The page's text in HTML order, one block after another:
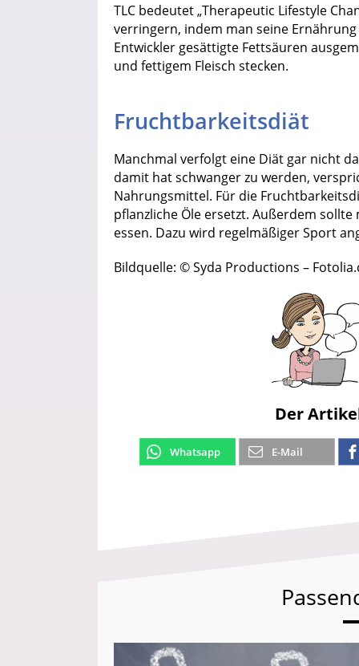
TLC bedeutet „Therapeutic Lifestyle
verringern, indem man seine
Entwickler gesättigte Fettsäuren
und fettigem Fleisch stecken.
Fruchtbarkeitsdiät
Manchmal verfolgt eine Diät gar nicht
damit hat schwanger zu werden,
Nahrungsmittel. Für die
pflanzliche Öle ersetzt. Außerdem
essen. Dazu wird regelmäßiger Sport
Bildquelle: © Syda Productions –
Der
Whatsapp E-Mail